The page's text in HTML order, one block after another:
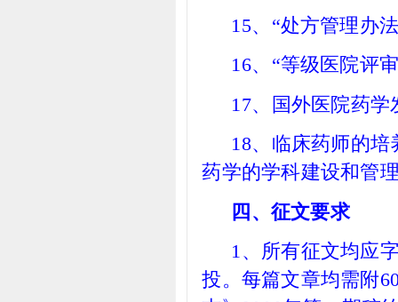
15、“处方管理办
16、“等级医院评
17、国外医院药学
18、临床药师的
药学的学科建设和管
四、征文要求
1、所有征文均应
投。每篇文章均需附